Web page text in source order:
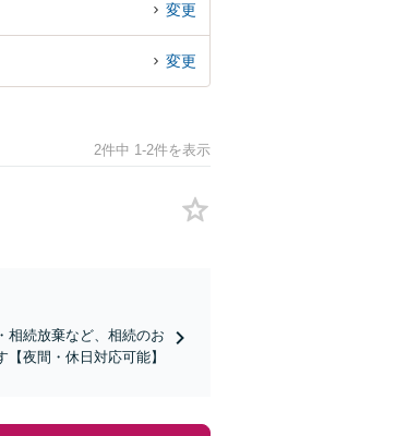
変更
変更
2件中 1-2件を表示
相続放棄など、相続のお
夜間・休日対応可能】